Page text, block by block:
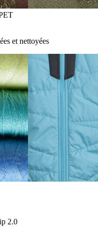
et nettoyées
2.0